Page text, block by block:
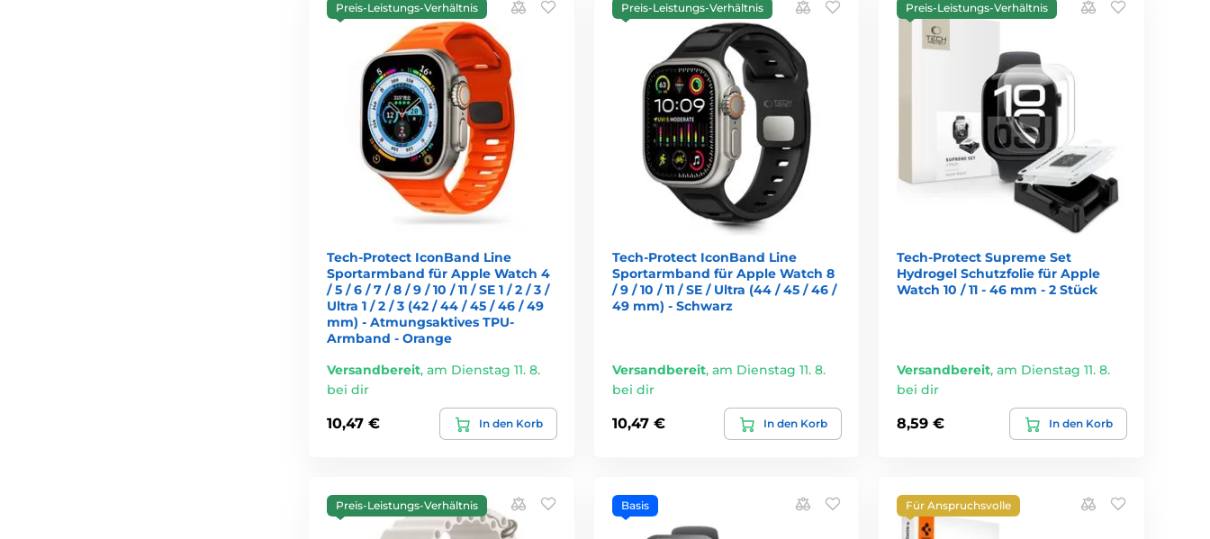
Preis-Leistungs-Verhältnis
Tech-Protect IconBand Line
Sportarmband für Apple Watch 4
/ 5 / 6 / 7 / 8 / 9 / 10 / 11 / SE 1 / 2 / 3 /
Ultra 1 / 2 / 3 (42 / 44 / 45 / 46 / 49
mm) - Atmungsaktives TPU-
Armband - Orange
Versandbereit, am Dienstag 11. 8.
bei dir
10,47 € In den Korb
Preis-Leistungs-Verhältnis
Tech-Protect IconBand Line
Sportarmband für Apple Watch 8
/ 9 / 10 / 11 / SE / Ultra (44 / 45 / 46 /
49 mm) - Schwarz
Versandbereit, am Dienstag 11. 8.
bei dir
10,47 € In den Korb
Preis-Leistungs-Verhältnis
Tech-Protect Supreme Set
Hydrogel Schutzfolie für Apple
Watch 10 / 11 - 46 mm - 2 Stück
Versandbereit,am Dienstag 11. 8.
bei dir
8,59 € In den Korb
Preis-Leistungs-Verhältnis Basis Für Anspruchsvolle